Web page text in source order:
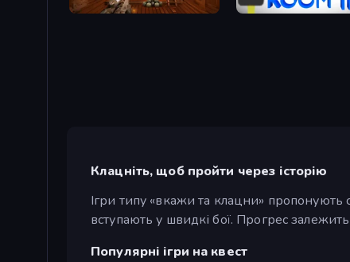
100 Doors Challenge The White Room 3
Клацніть, щоб пройти через історію
Ігри типу «вкажи та клацни»
вступають у швидкі бої. Прогрес
Популярні ігри на квест